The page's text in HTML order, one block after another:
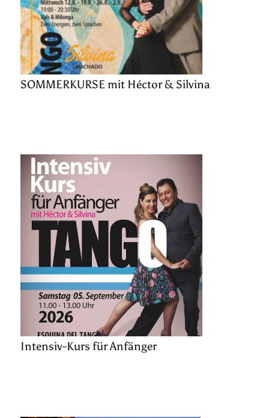
SOMMERKURSE mit Héctor & Silvina
Intensiv-Kurs für Anfänger